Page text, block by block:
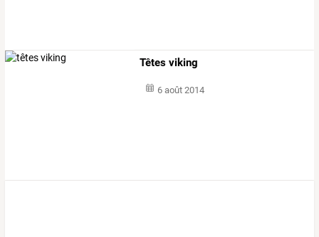
Têtes viking
6 août 2014